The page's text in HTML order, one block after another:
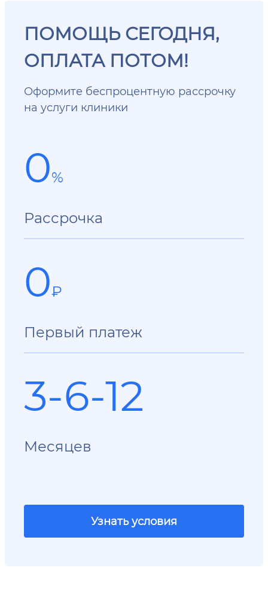
ПОМОЩЬ СЕГОДНЯ,
ОПЛАТА ПОТОМ!
Оформите беспроцентную рассрочку
на услуги клиники
0%
Рассрочка
0₽
Первый платеж
3-6-12
Месяцев
Узнать условия